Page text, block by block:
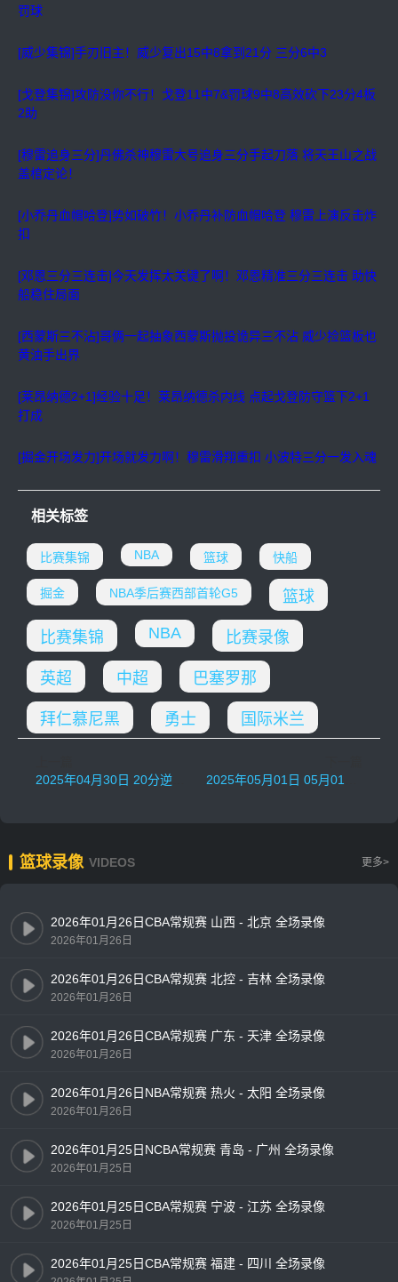
罚球
[威少集锦]手刃旧主！威少复出15中8拿到21分 三分6中3
[戈登集锦]攻防没你不行！戈登11中7&罚球9中8高效砍下23分4板
2助
[穆雷追身三分]丹佛杀神穆雷大号追身三分手起刀落 将天王山之战
盖棺定论！
[小乔丹血帽哈登]势如破竹！小乔丹补防血帽哈登 穆雷上演反击炸
扣
[邓恩三分三连击]今天发挥太关键了啊！邓恩精准三分三连击 助快
船稳住局面
[西蒙斯三不沾]哥俩一起抽象西蒙斯抛投诡异三不沾 威少捡篮板也
黄油手出界
[莱昂纳德2+1]经验十足！莱昂纳德杀内线 点起戈登防守篮下2+1
打成
[掘金开场发力]开场就发力啊！穆雷滑翔重扣 小波特三分一发入魂
相关标签
比赛集锦 NBA 篮球 快船
掘金 NBA季后赛西部首轮G5 篮球
比赛集锦 NBA 比赛录像
英超 中超 巴塞罗那
拜仁慕尼黑 勇士 国际米兰
2025年04月30日 20分逆转！哈利上篮绝杀 字母哥30+20+13 步行者加时4-1雄鹿
2025年05月01日 05月01日NBA季后赛西部首轮G5 森林狼 - 湖人 精彩镜头
篮球录像 VIDEOS 更多>
2026年01月26日CBA常规赛 山西 - 北京 全场录像
2026年01月26日
2026年01月26日CBA常规赛 北控 - 吉林 全场录像
2026年01月26日
2026年01月26日CBA常规赛 广东 - 天津 全场录像
2026年01月26日
2026年01月26日NBA常规赛 热火 - 太阳 全场录像
2026年01月26日
2026年01月25日NCBA常规赛 青岛 - 广州 全场录像
2026年01月25日
2026年01月25日CBA常规赛 宁波 - 江苏 全场录像
2026年01月25日
2026年01月25日CBA常规赛 福建 - 四川 全场录像